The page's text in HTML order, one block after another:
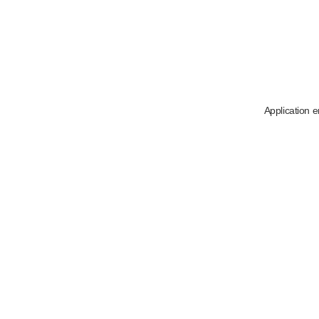
Application